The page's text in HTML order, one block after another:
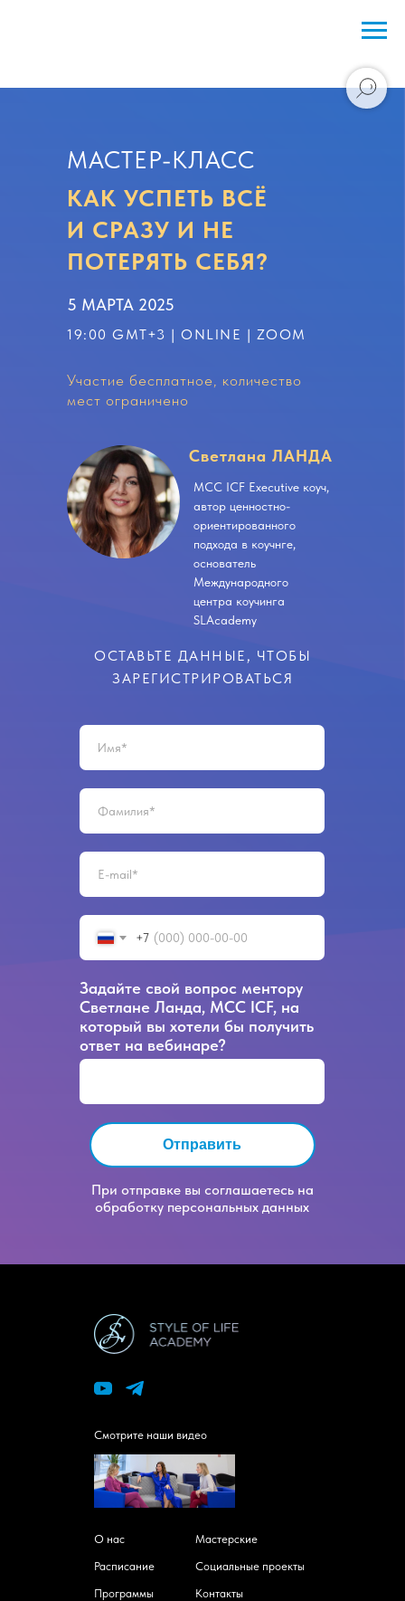
МСС ICF Executive коуч,
автор ценностно-
ориентированного
подхода в коучнге,
основатель
Международного
центра коучинга
SLAcademy
Участие бесплатное, количество
мест ограничено
МАСТЕР-КЛАСС
КАК УСПЕТЬ ВСЁ
И СРАЗУ И НЕ
ПОТЕРЯТЬ СЕБЯ?
19:00 GMT+3 | ONLINE | ZOOM
ОСТАВЬТЕ ДАННЫЕ, ЧТОБЫ
ЗАРЕГИСТРИРОВАТЬСЯ
+7
Задайте свой вопрос ментору
Светлане Ланда, MCC ICF, на
который вы хотели бы получить
ответ на вебинаре?
Отправить
При отправке вы соглашаетесь на
обработку персональных данных
Светлана ЛАНДА
5 МАРТА 2025
О нас
Смотрите наши видео
Расписание
Программы
Мастерские
Контакты
Социальные проекты